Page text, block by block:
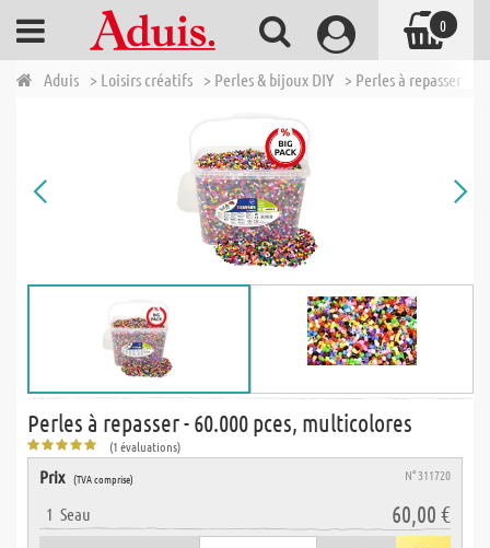
Aduis > Loisirs créatifs > Perles & bijoux DIY > Perles à repasser
Perles à repasser - 60.000 pces, multicolores
(1 évaluations)
Prix (TVA comprise) N° 311720
1 Seau 60,00 €
0